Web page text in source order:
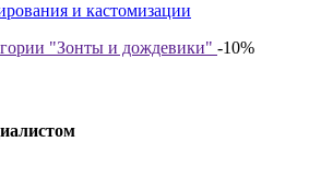
и кастомизации
"Зонты и дождевики" -10%